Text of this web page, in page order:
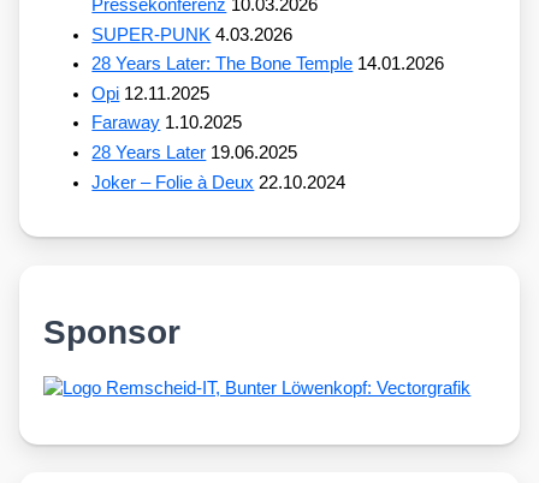
Pressekonferenz 10.03.2026
SUPER-PUNK 4.03.2026
28 Years Later: The Bone Temple 14.01.2026
Opi 12.11.2025
Faraway 1.10.2025
28 Years Later 19.06.2025
Joker – Folie à Deux 22.10.2024
Sponsor